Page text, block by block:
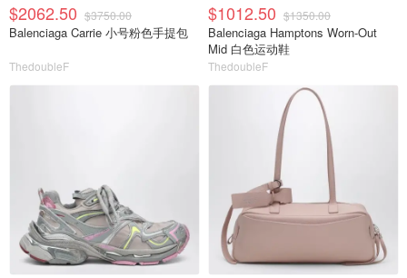
$2062.50 $3750.00
Balenciaga Carrie 小号粉色手提包
ThedoubleF
$1012.50 $1350.00
Balenciaga Hamptons Worn-Out
Mid 白色运动鞋
ThedoubleF